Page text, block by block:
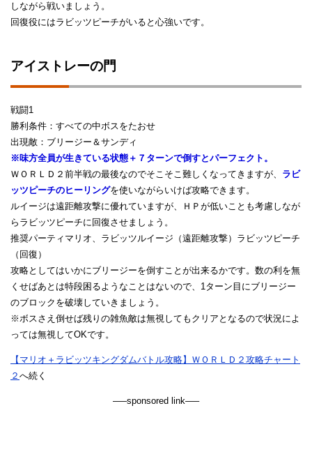
しながら戦いましょう。
回復役にはラビッツピーチがいると心強いです。
アイストレーの門
戦闘1
勝利条件：すべての中ボスをたおせ
出現敵：ブリージー＆サンディ
※味方全員が生きている状態＋７ターンで倒すとパーフェクト。
ＷＯＲＬＤ２前半戦の最後なのでそこそこ難しくなってきますが、 ラビ
ッツピーチのヒーリングを使いながらいけば攻略できます。
ルイージは遠距離攻撃に優れていますが、ＨＰが低いことも考慮しなが
らラビッツピーチに回復させましょう。
推奨パーティマリオ、ラビッツルイージ（遠距離攻撃）ラビッツピーチ
（回復）
攻略としてはいかにブリージーを倒すことが出来るかです。数の利を無
くせばあとは特段困るようなことはないので、1ターン目にブリージー
のブロックを破壊していきましょう。
※ボスさえ倒せば残りの雑魚敵は無視してもクリアとなるので状況によ
っては無視してOKです。
【マリオ＋ラビッツキングダムバトル攻略】ＷＯＲＬＤ２攻略チャート
２ へ続く
—–sponsored link—–